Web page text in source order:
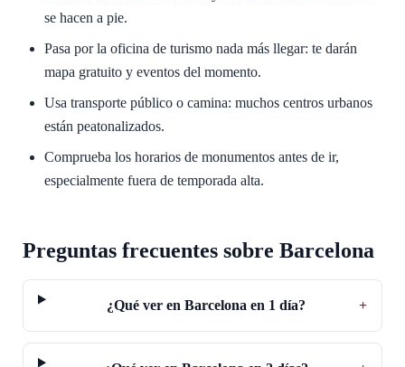
se hacen a pie.
Pasa por la oficina de turismo nada más llegar: te darán
mapa gratuito y eventos del momento.
Usa transporte público o camina: muchos centros urbanos
están peatonalizados.
Comprueba los horarios de monumentos antes de ir,
especialmente fuera de temporada alta.
Preguntas frecuentes sobre Barcelona
¿Qué ver en Barcelona en 1 día? +